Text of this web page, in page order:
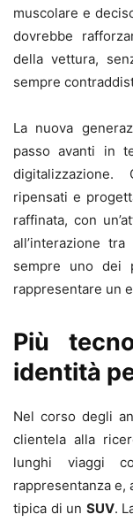
muscolare e
dovrebbe
della vettura,
sempre
La nuova
passo avanti in
ripensati e
raffinata, con
all’interazione
sempre uno dei
rappresentare un
Più
identità
Nel corso degli
clientela alla
lunghi viaggi
rappresentanza e,
tipica di un SUV.